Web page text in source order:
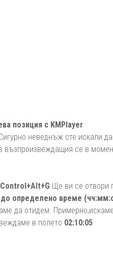
позиция с KMPlayer
неведнъж сте искали
възпроизвеждащия се в
Control+Alt+G.Ще ви се отвори
до определено време
да отидем.
в полето 02:10:05